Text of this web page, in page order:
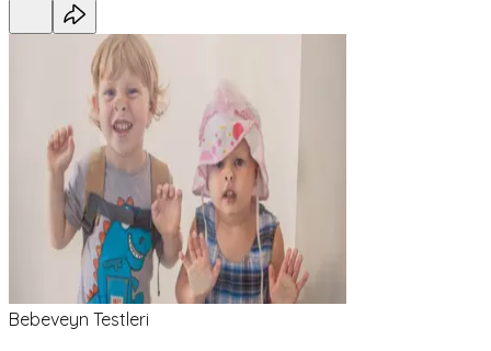
Bebeveyn Testleri